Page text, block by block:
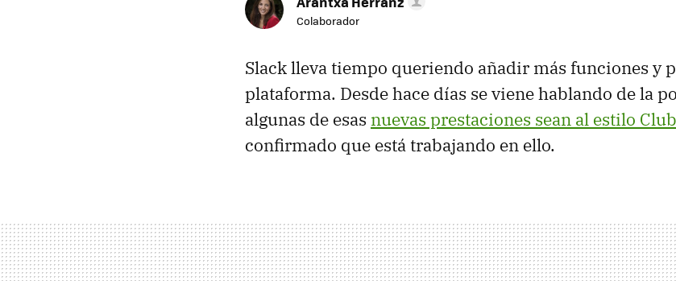
Colaborador
Slack lleva tiempo queriendo añadir más funciones y
plataforma. Desde hace días se viene hablando de la
algunas de esas nuevas prestaciones sean al estilo
confirmado que está trabajando en ello.